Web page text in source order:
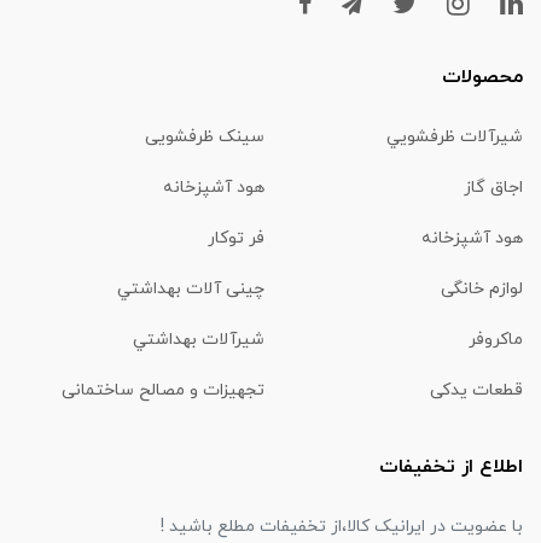
محصولات
شیرآلات ظرفشويي سینک ظرفشویی
اجاق گاز هود آشپزخانه
هود آشپزخانه فر توکار
لوازم خانگی چینی آلات بهداشتي
ماكروفر شیرآلات بهداشتي
قطعات یدکی تجهیزات و مصالح ساختمانی
اطلاع از تخفیفات
با عضویت در ایرانیک کالا،از تخفیفات مطلع باشید !